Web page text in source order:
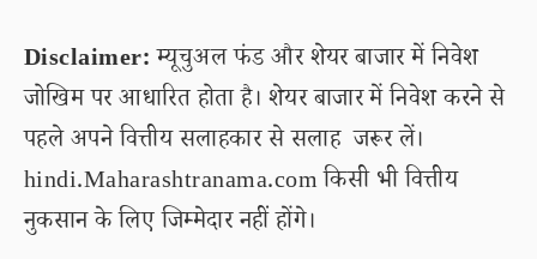
Disclaimer:म्यूचुअल फंड और शेयर बाजार में निवेश
जोखिम पर आधारित होता है। शेयर बाजार में निवेश करने से
पहले अपने वित्तीय सलाहकार से सलाह जरूर लें।
hindi.Maharashtranama.com किसी भी वित्तीय
नुकसान के लिए जिम्मेदार नहीं होंगे।